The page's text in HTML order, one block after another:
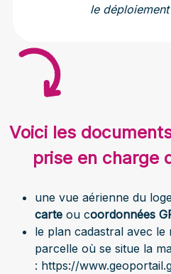
le
Voici les
prise en charge
une vue aérienne du
carteou coordonnées
le plan cadastral avec
parcelle où se situe la
: https://